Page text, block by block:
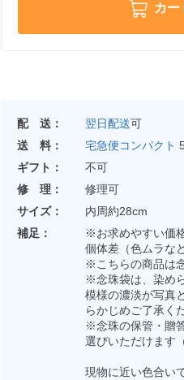
カー
配 送： 翌日配送可
送 料：
宅急便コンパクト
ギフト：
不可
修 理：
修理可
サイズ：
内周約28cm
補足：
※お求めやすい価
個体差（色ムラな
※こちらの商品は
※念珠袋は、染め
模様の濃淡が写真
らかじめご了承く
※念珠の保管・贈
選びいただけます
現物に近い色合い